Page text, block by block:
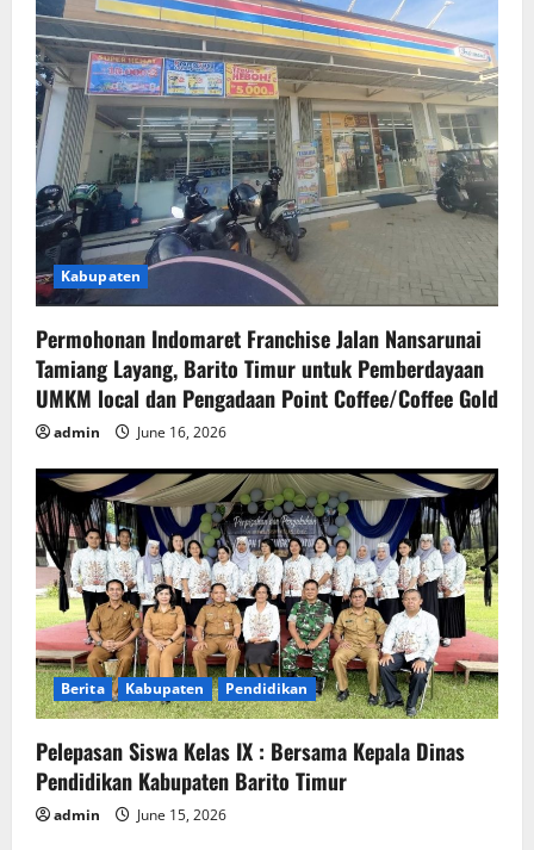
Kabupaten
Permohonan Indomaret Franchise Jalan Nansarunai
Tamiang Layang, Barito Timur untuk Pemberdayaan
UMKM local dan Pengadaan Point Coffee/Coffee Gold
admin June 16, 2026
Berita Kabupaten Pendidikan
Pelepasan Siswa Kelas IX : Bersama Kepala Dinas
Pendidikan Kabupaten Barito Timur
admin June 15, 2026